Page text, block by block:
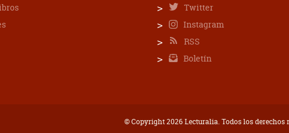
Twitter
Instagram
RSS
Boletín
© Copyright 2026 Lecturalia. Todos los derechos